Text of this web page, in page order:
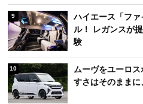
9
ハイエース「フ
ル！ レガンスが
験
10
ムーヴをユーロ
すさはそのまま